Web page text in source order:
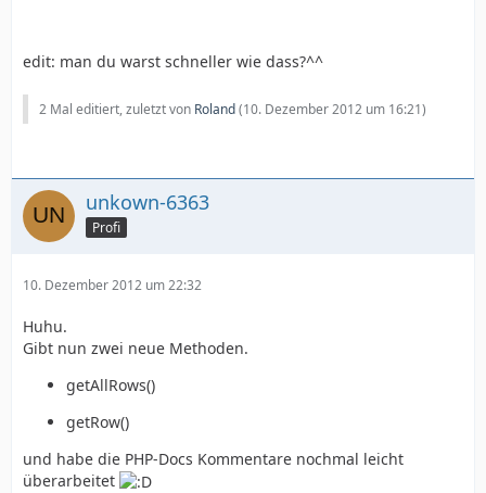
edit: man du warst schneller wie dass?^^
2 Mal editiert, zuletzt von Roland(10. Dezember 2012 um 16:21)
unkown-6363
Profi
10. Dezember 2012 um 22:32
Huhu.
Gibt nun zwei neue Methoden.
getAllRows()
getRow()
und habe die PHP-Docs Kommentare nochmal leicht
überarbeitet